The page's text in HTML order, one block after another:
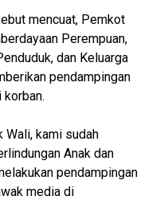
mencuat, Pemkot
Perempuan,
dan Keluarga
pendampingan
korban.
Wali, kami sudah
Anak dan
pendampingan
media di